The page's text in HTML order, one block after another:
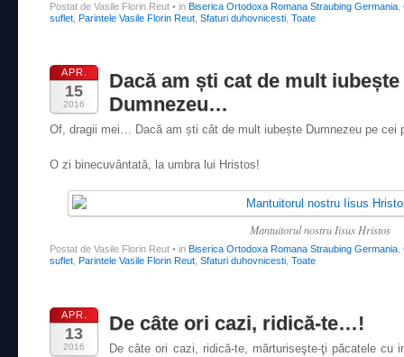
Postat de Vasile Florin Reut • in Biserica Ortodoxa Romana Straubing Germania
suflet
Parintele Vasile Florin Reut Sfaturi duhovnicesti Toate
APR.
15
2016
Dacă am ști cat de mult iubește
Dumnezeu…
Of, dragii mei… Dacă am ști cât de mult iubește Dumnezeu pe
O zi binecuvântată, la umbra lui Hristos!
Mantuitorul nostru Iisus Hristos
Postat de Vasile Florin Reut • in Biserica Ortodoxa Romana Straubing Germania
suflet
Parintele Vasile Florin Reut Sfaturi duhovnicesti Toate
APR.
13
2016
De câte ori cazi, ridică-te…!
De câte ori cazi, ridică-te, mărturiseşte-ţi păcatele cu